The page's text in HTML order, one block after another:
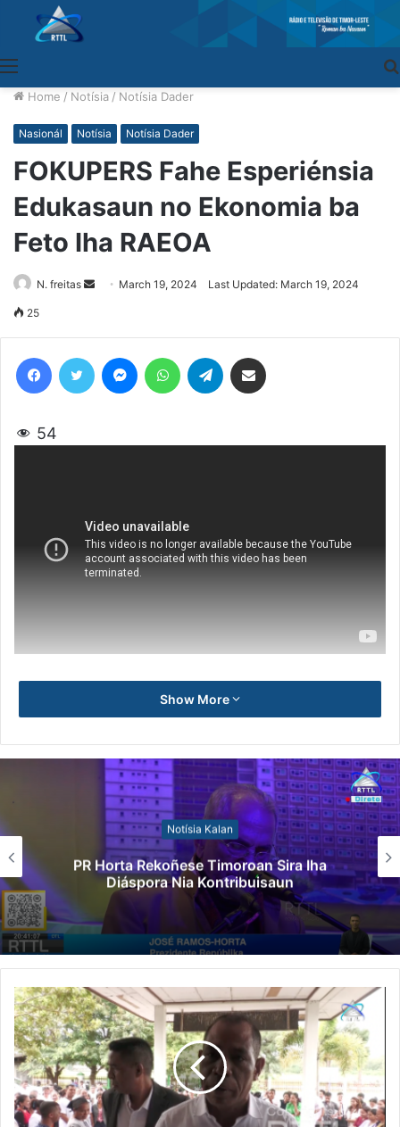
Home / Notísia / Notísia Dader
Nasionál Notísia Notísia Dader
FOKUPERS Fahe Esperiénsia
Edukasaun no Ekonomia ba
Feto Iha RAEOA
N. freitas
SendMarch 19, 2024 Last Updated: March 19, 2024
25
54
Show More
Notísia Kalan
Governu Promete Tau Prioridade ba Setór
Minerais no Setór Produtivu